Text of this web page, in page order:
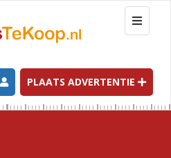
T
o
g
l
e
n
PLAATS ADVERTENTIE